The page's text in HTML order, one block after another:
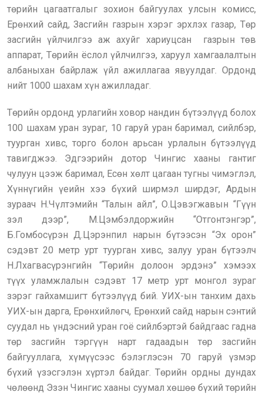
төрийн цагаатгалыг зохион байгуулах улсын комисс,
Ерөнхий сайд, Засгийн газрын хэрэг эрхлэх газар, Төр
засгийн үйлчилгээ аж ахуйг хариуцсан газрын төв
аппарат, Төрийн ёслол үйлчилгээ, харуул хамгаалалтын
албаныхан байрлаж үйл ажиллагаа явуулдаг. Ордонд
нийт 1000 шахам хүн ажилладаг.
Төрийн ордонд урлагийн ховор нандин бүтээлүүд болох
100 шахам уран зураг, 10 гаруй уран баримал, сийлбэр,
туурган хивс, торго болон арьсан урлалын бүтээлүүд
тавигджээ. Эдгээрийн дотор Чингис хааны гантиг
чулуун цээж баримал, Есөн хөлт цагаан тугны чимэглэл,
Хүннүгийн үеийн хээ бүхий ширмэл ширдэг, Ардын
зураач Н.Чүлтэмийн “Талын айл”, О.Цэвэгжавын “Гүүн
зэл дээр”, М.Цэмбэлдоржийн “Отгонтэнгэр”,
Б.Гомбосүрэн Д.Цэрэнпил нарын бүтээсэн “Эх орон”
сэдэвт 20 метр урт туурган хивс, залуу уран бүтээлч
Н.Лхагвасүрэнгийн “Төрийн долоон эрдэнэ” хэмээх
түүх уламжлалын сэдэвт 17 метр урт монгол зураг
зэрэг гайхамшигт бүтээлүүд бий. УИХ-ын танхим дахь
УИХ-ын дарга, Ерөнхийлөгч, Ерөнхий сайд нарын сэнтий
суудал нь үндэсний уран гоё сийлбэртэй байдгаас гадна
төр засгийн тэргүүн нарт гадаадын төр засгийн
байгууллага, хүмүүсээс бэлэглэсэн 70 гаруй үзмэр
бүхий үзэсгэлэн хүртэл байдаг. Төрийн ордны дундах
чөлөөнд Эзэн Чингис хааны суумал хөшөө бүхий төрийн